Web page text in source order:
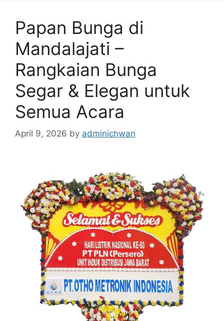
Papan Bunga di
Mandalajati –
Rangkaian Bunga
Segar & Elegan untuk
Semua Acara
April 9, 2026 by adminichwan